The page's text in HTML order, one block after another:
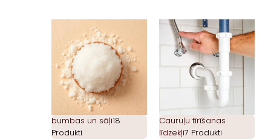
bumbas un sāļi18
Produkti
Cauruļu tīrīšanas
līdzekļi7 Produkti